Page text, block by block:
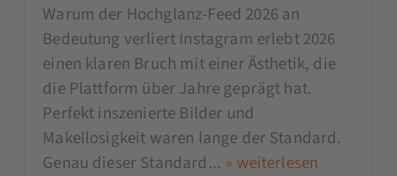
Warum der Hochglanz-Feed 2026 an
Bedeutung verliert Instagram erlebt 2026
einen klaren Bruch mit einer Ästhetik, die
die Plattform über Jahre geprägt hat.
Perfekt inszenierte Bilder und
Makellosigkeit waren lange der Standard.
Genau dieser Standard... » weiterlesen